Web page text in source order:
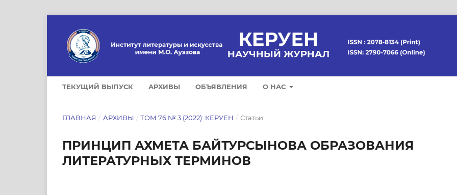
ТЕКУЩИЙ ВЫПУСК АРХИВЫ ОБЪЯВЛЕНИЯ О НАС
ГЛАВНАЯ / АРХИВЫ / ТОМ 76 № 3 (2022): КЕРУЕН / Статьи
ПРИНЦИП АХМЕТА БАЙТУРСЫНОВА ОБРАЗОВАНИЯ
ЛИТЕРАТУРНЫХ ТЕРМИНОВ